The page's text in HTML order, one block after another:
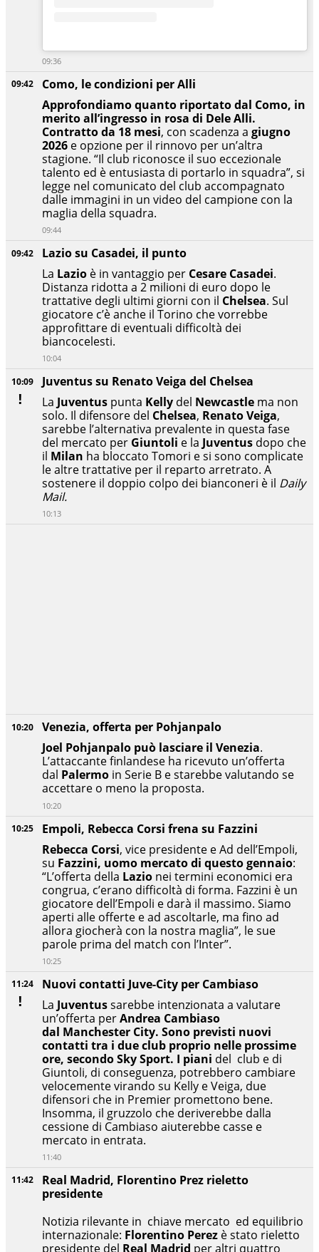
11:42
Real Madrid, Florentino Prez rieletto
presidente
Notizia rilevante in chiave mercato ed equilibrio
internazionale: Florentino Perez è stato rieletto
presidente del Real Madrid per altri quattro
11:24
Nuovi contatti Juve-City per Cambiaso
La Juventussarebbe intenzionata a valutare
un’offerta perAndrea Cambiaso
dal Manchester City. Sono previsti nuovi
contatti tra i due club proprio nelle prossime
ore, secondo Sky Sport. I piani del club e di
Giuntoli, di conseguenza, potrebbero cambiare
velocemente virando su Kelly e Veiga, due
difensori che in Premier promettono bene.
Insomma, il gruzzolo che deriverebbe dalla
cessione di Cambiaso aiuterebbe casse e
mercato in entrata.
11:40
10:25
Empoli, Rebecca Corsi frena su Fazzini
Rebecca Corsi, vice presidente e Ad dell’Empoli,
su Fazzini, uomo mercato di questo gennaio:
“L’offerta della Lazio nei termini economici era
congrua, c’erano difficoltà di forma. Fazzini è un
giocatore dell’Empoli e darà il massimo. Siamo
aperti alle offerte e ad ascoltarle, ma fino ad
allora giocherà con la nostra maglia”, le sue
parole prima del match con l’Inter”.
10:25
10:20
Venezia, offerta per Pohjanpalo
Joel Pohjanpalo può lasciare il Venezia.
L’attaccante finlandese ha ricevuto un’offerta
dal Palermo in Serie B e starebbe valutando se
accettare o meno la proposta.
10:20
10:09
Juventus su Renato Veiga del Chelsea
La Juventus punta Kelly del Newcastle ma non
solo. Il difensore del Chelsea, Renato Veiga,
sarebbe l’alternativa prevalente in questa fase
del mercato per Giuntoli e la Juventus dopo che
il Milan ha bloccato Tomori e si sono complicate
le altre trattative per il reparto arretrato. A
sostenere il doppio colpo dei bianconeri è il Daily
Mail.
10:13
09:42
Lazio su Casadei, il punto
La Lazio è in vantaggio per Cesare Casadei.
Distanza ridotta a 2 milioni di euro dopo le
trattative degli ultimi giorni con il Chelsea. Sul
giocatore c’è anche il Torino che vorrebbe
approfittare di eventuali difficoltà dei
biancocelesti.
10:04
09:42
Como, le condizioni per Alli
Approfondiamo quanto riportato dal Como, in
merito all’ingresso in rosa di Dele Alli.
Contratto da 18 mesi, con scadenza a giugno
2026 e opzione per il rinnovo per un’altra
stagione. “Il club riconosce il suo eccezionale
talento ed è entusiasta di portarlo in squadra”, si
legge nel comunicato del club accompagnato
dalle immagini in un video del campione con la
maglia della squadra.
09:44
09:36